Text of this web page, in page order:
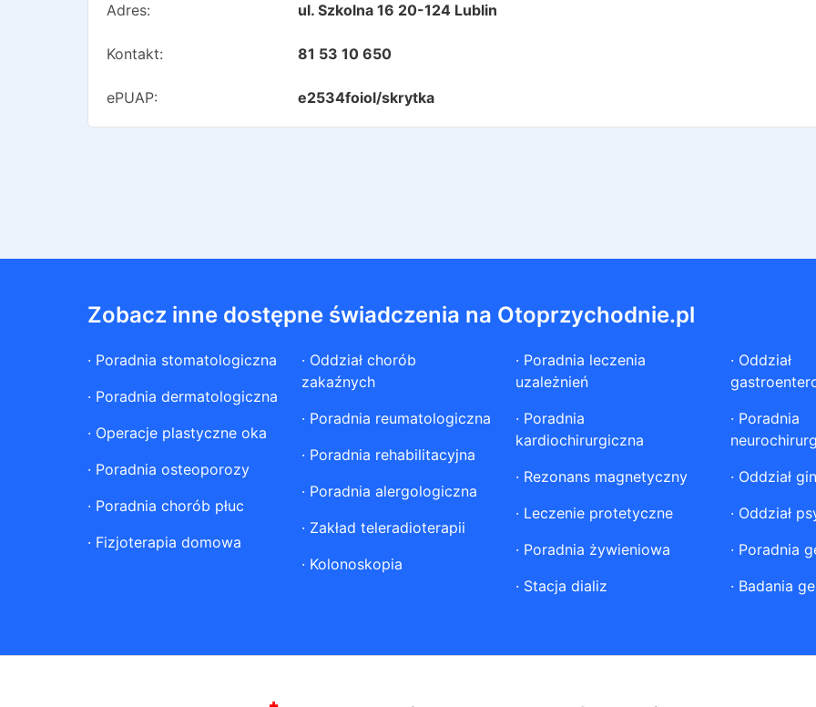
Adres: ul. Szkolna 16 20-124 Lublin
Kontakt: 81 53 10 650
ePUAP: e2534foiol/skrytka
Zobacz inne dostępne świadczenia na Otoprzychodnie.pl
· Poradnia stomatologiczna
· Poradnia dermatologiczna
· Operacje plastyczne oka
· Poradnia osteoporozy
· Poradnia chorób płuc
· Fizjoterapia domowa
· Oddział chorób
zakaźnych
· Poradnia reumatologiczna
· Poradnia rehabilitacyjna
· Poradnia alergologiczna
· Zakład teleradioterapii
· Kolonoskopia
· Poradnia leczenia
uzależnień
· Poradnia
kardiochirurgiczna
· Rezonans magnetyczny
· Leczenie protetyczne
· Poradnia żywieniowa
· Stacja dializ
· Oddział
· Poradnia
· Oddział
· Oddział
· Poradnia
· Badania